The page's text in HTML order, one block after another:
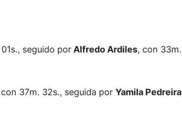
seguido por Alfredo Ardiles, con
con 37m. 32s., seguida por Yamila Pedreira